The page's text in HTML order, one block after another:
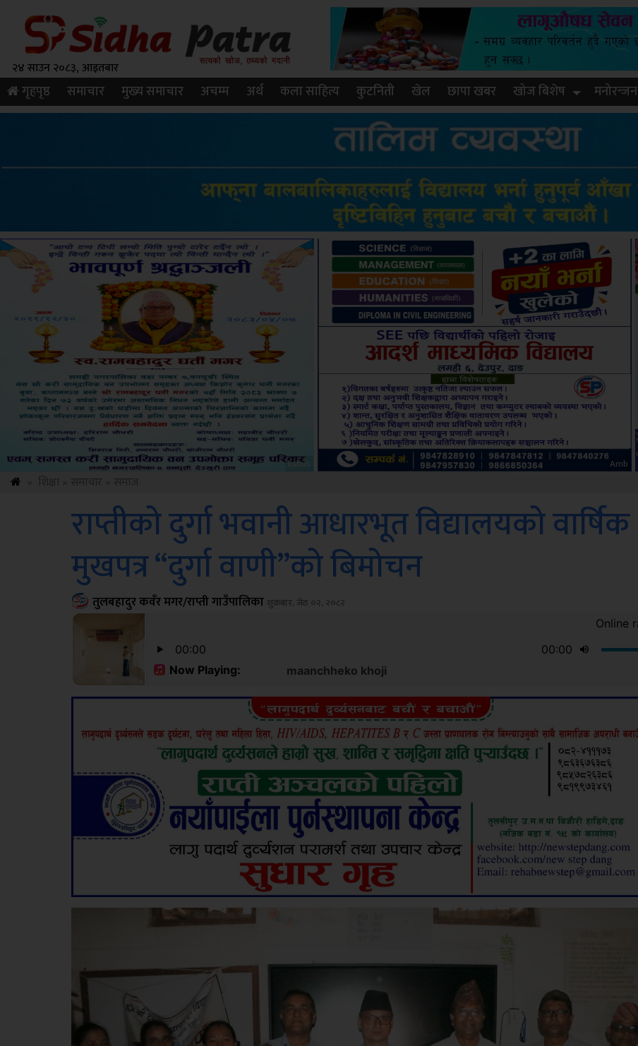
२४ साउन २०८३, आइतबार
गृहपृष्ठ समाचार मुख्य समाचार अचम्म अर्थ कला साहित्य कुटनिती खेल छापा खबर खोज बिशेष मनोरन्जन
Amb Sdc
राप्तीको दुर्गा भवानी आधारभूत विद्यालयको वार्षिक
मुखपत्र “दुर्गा वाणी”को बिमोचन
तुलबहादुर कवँर मगर/राप्ती गाउँपालिका शुक्रबार, जेठ ०२, २०८२